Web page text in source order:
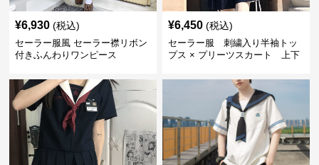
¥6,930 (税込)
セーラー服風 セーラー襟リボン
付きふんわりワンピース
¥6,450 (税込)
セーラー服 刺繍入り半袖トッ
プス × プリーツスカート 上下